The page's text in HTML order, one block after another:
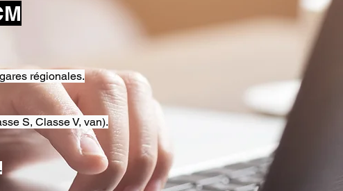
régionales.
S, Classe V, van).